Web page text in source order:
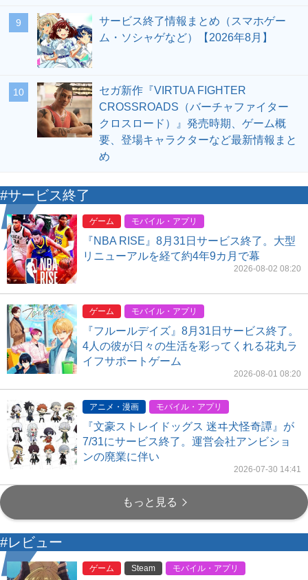
9
サービス終了情報まとめ（スマホゲー
ム・ソシャゲなど）【2026年8月】
10
セガ新作『VIRTUA FIGHTER
CROSSROADS（バーチャファイター
クロスロード）』発売時期、ゲーム概
要、登場キャラクターなど最新情報まと
め
#サービス終了
ゲーム モバイル・アプリ
『NBA RISE』8月31日サービス終了。大型
リニューアルを経て約4年9カ月で幕
2026-08-02 08:20
ゲーム モバイル・アプリ
『フルールデイズ』8月31日サービス終了。
4人の彼が日々の生活を彩ってくれる花丸ラ
イフサポートゲーム
2026-08-01 08:20
アニメ・漫画 モバイル・アプリ
『文豪ストレイドッグス 迷ヰ犬怪奇譚』が
7/31にサービス終了。運営会社アンビショ
ンの廃業に伴い
2026-07-30 14:41
もっと見る
#レビュー
ゲーム Steam モバイル・アプリ